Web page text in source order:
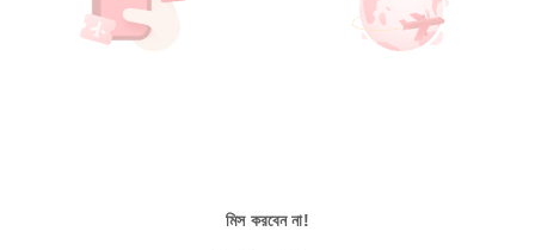
মিস করবেন না!